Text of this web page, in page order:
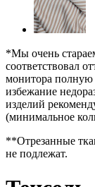
*Мы очень
соответствовал
монитора полную
избежание
изделий
(минимальное
**Отрезанные
не подлежат.